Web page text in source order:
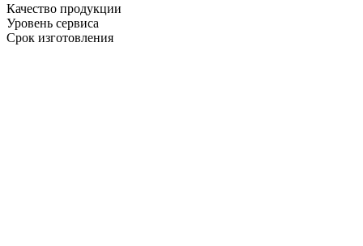
Качество продукции
Уровень сервиса
Срок изготовления